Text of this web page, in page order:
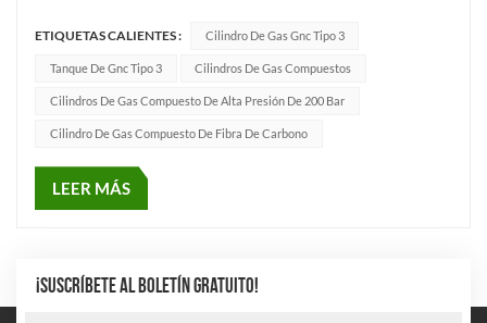
de fibra de carbono tienen una excelente resistencia a la
corrosión, lo que prolonga la vida útil del cilindro. Los pr...
ETIQUETAS CALIENTES : Cilindro De Gas Gnc Tipo 3
Tanque De Gnc Tipo 3 Cilindros De Gas Compuestos
Cilindros De Gas Compuesto De Alta Presión De 200 Bar
Cilindro De Gas Compuesto De Fibra De Carbono
LEER MÁS
¡SUSCRÍBETE AL BOLETÍN GRATUITO!